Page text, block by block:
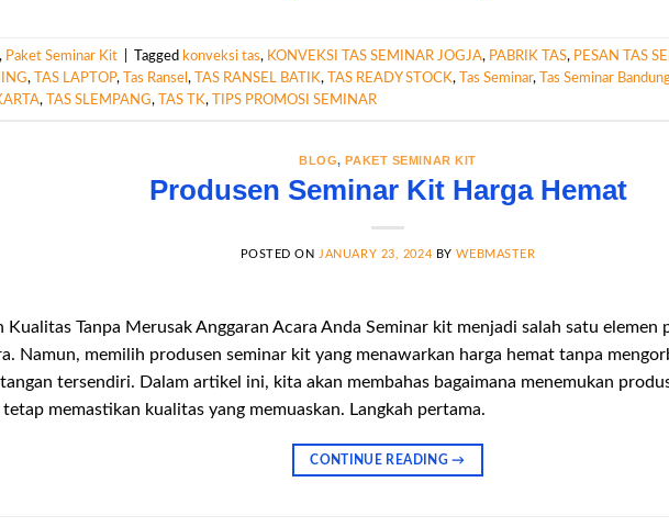
, Paket Seminar Kit Tagged konveksi tas, KONVEKSI TAS SEMINAR JOGJA, PABRIK TAS, PESAN TAS
, TAS LAPTOP, Tas Ransel , TAS RANSEL BATIK, TAS READY STOCK, Tas Seminar, Tas Seminar
, TAS SLEMPANG, TAS TK, TIPS PROMOSI SEMINAR
BLOG,PAKET SEMINAR KIT
Produsen Seminar Kit Harga Hemat
POSTED ONJANUARY 23, 2024 BYWEBMASTER
Kualitas Tanpa Merusak Anggaran Acara Anda Seminar kit menjadi salah satu elemen
Namun, memilih produsen seminar kit yang menawarkan harga hemat tanpa
tersendiri. Dalam artikel ini, kita akan membahas bagaimana menemukan
tetap memastikan kualitas yang memuaskan. Langkah pertama.
CONTINUE READING→